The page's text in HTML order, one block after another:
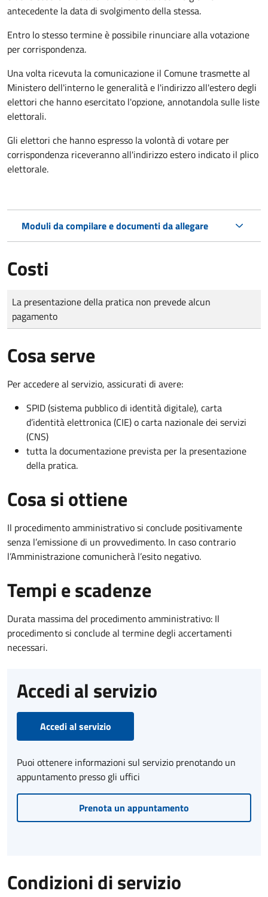
antecedente la data di svolgimento della stessa.
Entro lo stesso termine è possibile rinunciare alla votazione
per corrispondenza.
Una volta ricevuta la comunicazione il Comune trasmette al
Ministero dell'interno le generalità e l'indirizzo all'estero degli
elettori che hanno esercitato l'opzione, annotandola sulle liste
elettorali.
Gli elettori che hanno espresso la volontà di votare per
corrispondenza riceveranno all'indirizzo estero indicato il plico
elettorale.
Moduli da compilare e documenti da allegare
Costi
Tipo di pagamento
Importo
La presentazione della pratica non prevede alcun
pagamento
Cosa serve
Per accedere al servizio, assicurati di avere:
SPID (sistema pubblico di identità digitale), carta
d’identità elettronica (CIE) o carta nazionale dei servizi
(CNS)
tutta la documentazione prevista per la presentazione
della pratica.
Cosa si ottiene
Il procedimento amministrativo si conclude positivamente
senza l’emissione di un provvedimento. In caso contrario
l’Amministrazione comunicherà l’esito negativo.
Tempi e scadenze
Durata massima del procedimento amministrativo: Il
procedimento si conclude al termine degli accertamenti
necessari.
Accedi al servizio
Accedi al servizio
Puoi ottenere informazioni sul servizio prenotando un
appuntamento presso gli uffici
Prenota un appuntamento
Condizioni di servizio